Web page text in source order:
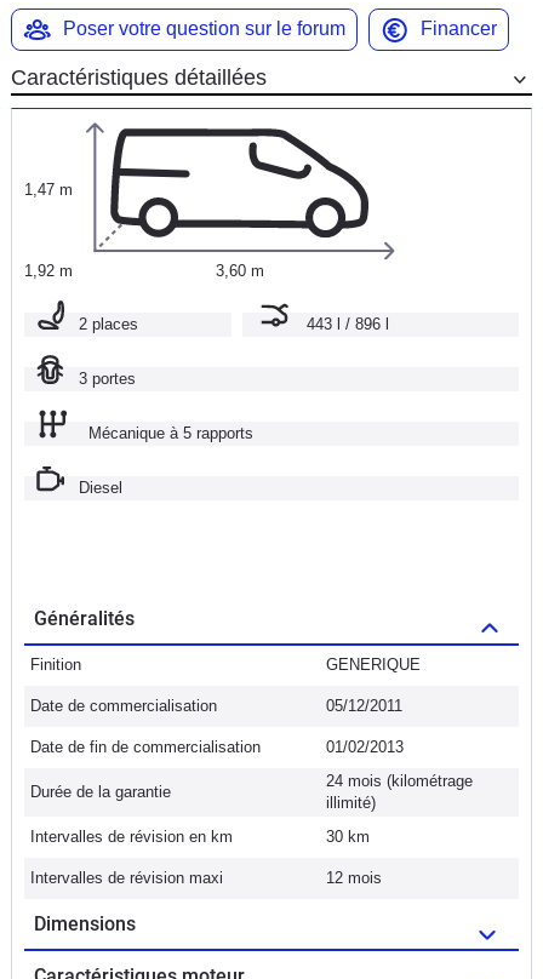
Poser votre question sur le forum Financer
Caractéristiques détaillées
1,47 m
1,92 m 3,60 m
2 places 443 l / 896 l
3 portes
Mécanique à 5 rapports
Diesel
Généralités
Finition GENERIQUE
Date de commercialisation 05/12/2011
Date de fin de commercialisation 01/02/2013
Durée de la garantie
24 mois (kilométrage
illimité)
Intervalles de révision en km
30 km
Intervalles de révision maxi 12 mois
Dimensions